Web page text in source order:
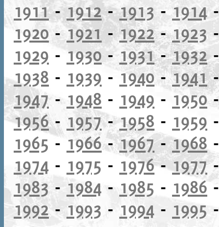
1911-1912-1913 -1914
1920 -1921-1922-1923
1929 -1930-1931-1932
1938 - 1939 - 1940-1941
1947- 1948 - 1949 - 1950
1956- 1957-1958 - 1959
1965 - 1966-1967-1968
1974 - 1975 - 1976-1977
1983 -1984 - 1985 - 1986
1992- 1993 - 1994 - 1995